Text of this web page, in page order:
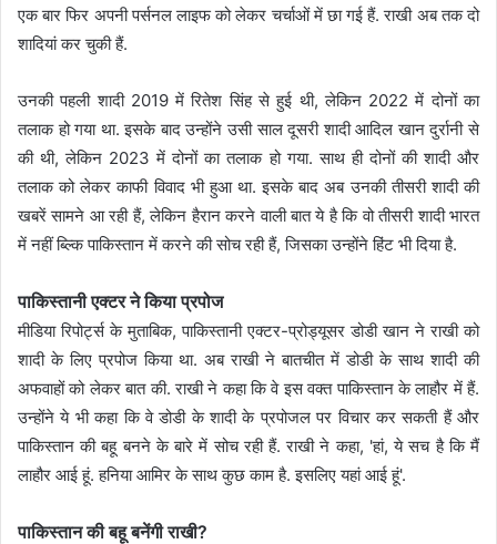
एक बार फिर अपनी पर्सनल लाइफ को लेकर चर्चाओं में छा गई हैं. राखी अब तक दो
शादियां कर चुकी हैं.
उनकी पहली शादी 2019 में रितेश सिंह से हुई थी, लेकिन 2022 में दोनों का
तलाक हो गया था. इसके बाद उन्होंने उसी साल दूसरी शादी आदिल खान दुर्रानी से
की थी, लेकिन 2023 में दोनों का तलाक हो गया. साथ ही दोनों की शादी और
तलाक को लेकर काफी विवाद भी हुआ था. इसके बाद अब उनकी तीसरी शादी की
खबरें सामने आ रही हैं, लेकिन हैरान करने वाली बात ये है कि वो तीसरी शादी भारत
में नहीं ब्ल्कि पाकिस्तान में करने की सोच रही हैं, जिसका उन्होंने हिंट भी दिया है.
पाकिस्तानी एक्टर ने किया प्रपोज
मीडिया रिपोर्ट्स के मुताबिक, पाकिस्तानी एक्टर-प्रोड्यूसर डोडी खान ने राखी को
शादी के लिए प्रपोज किया था. अब राखी ने बातचीत में डोडी के साथ शादी की
अफवाहों को लेकर बात की. राखी ने कहा कि वे इस वक्त पाकिस्तान के लाहौर में हैं.
उन्होंने ये भी कहा कि वे डोडी के शादी के प्रपोजल पर विचार कर सकती हैं और
पाकिस्तान की बहू बनने के बारे में सोच रही हैं. राखी ने कहा, 'हां, ये सच है कि मैं
लाहौर आई हूं. हनिया आमिर के साथ कुछ काम है. इसलिए यहां आई हूं'.
पाकिस्तान की बहू बनेंगी राखी?